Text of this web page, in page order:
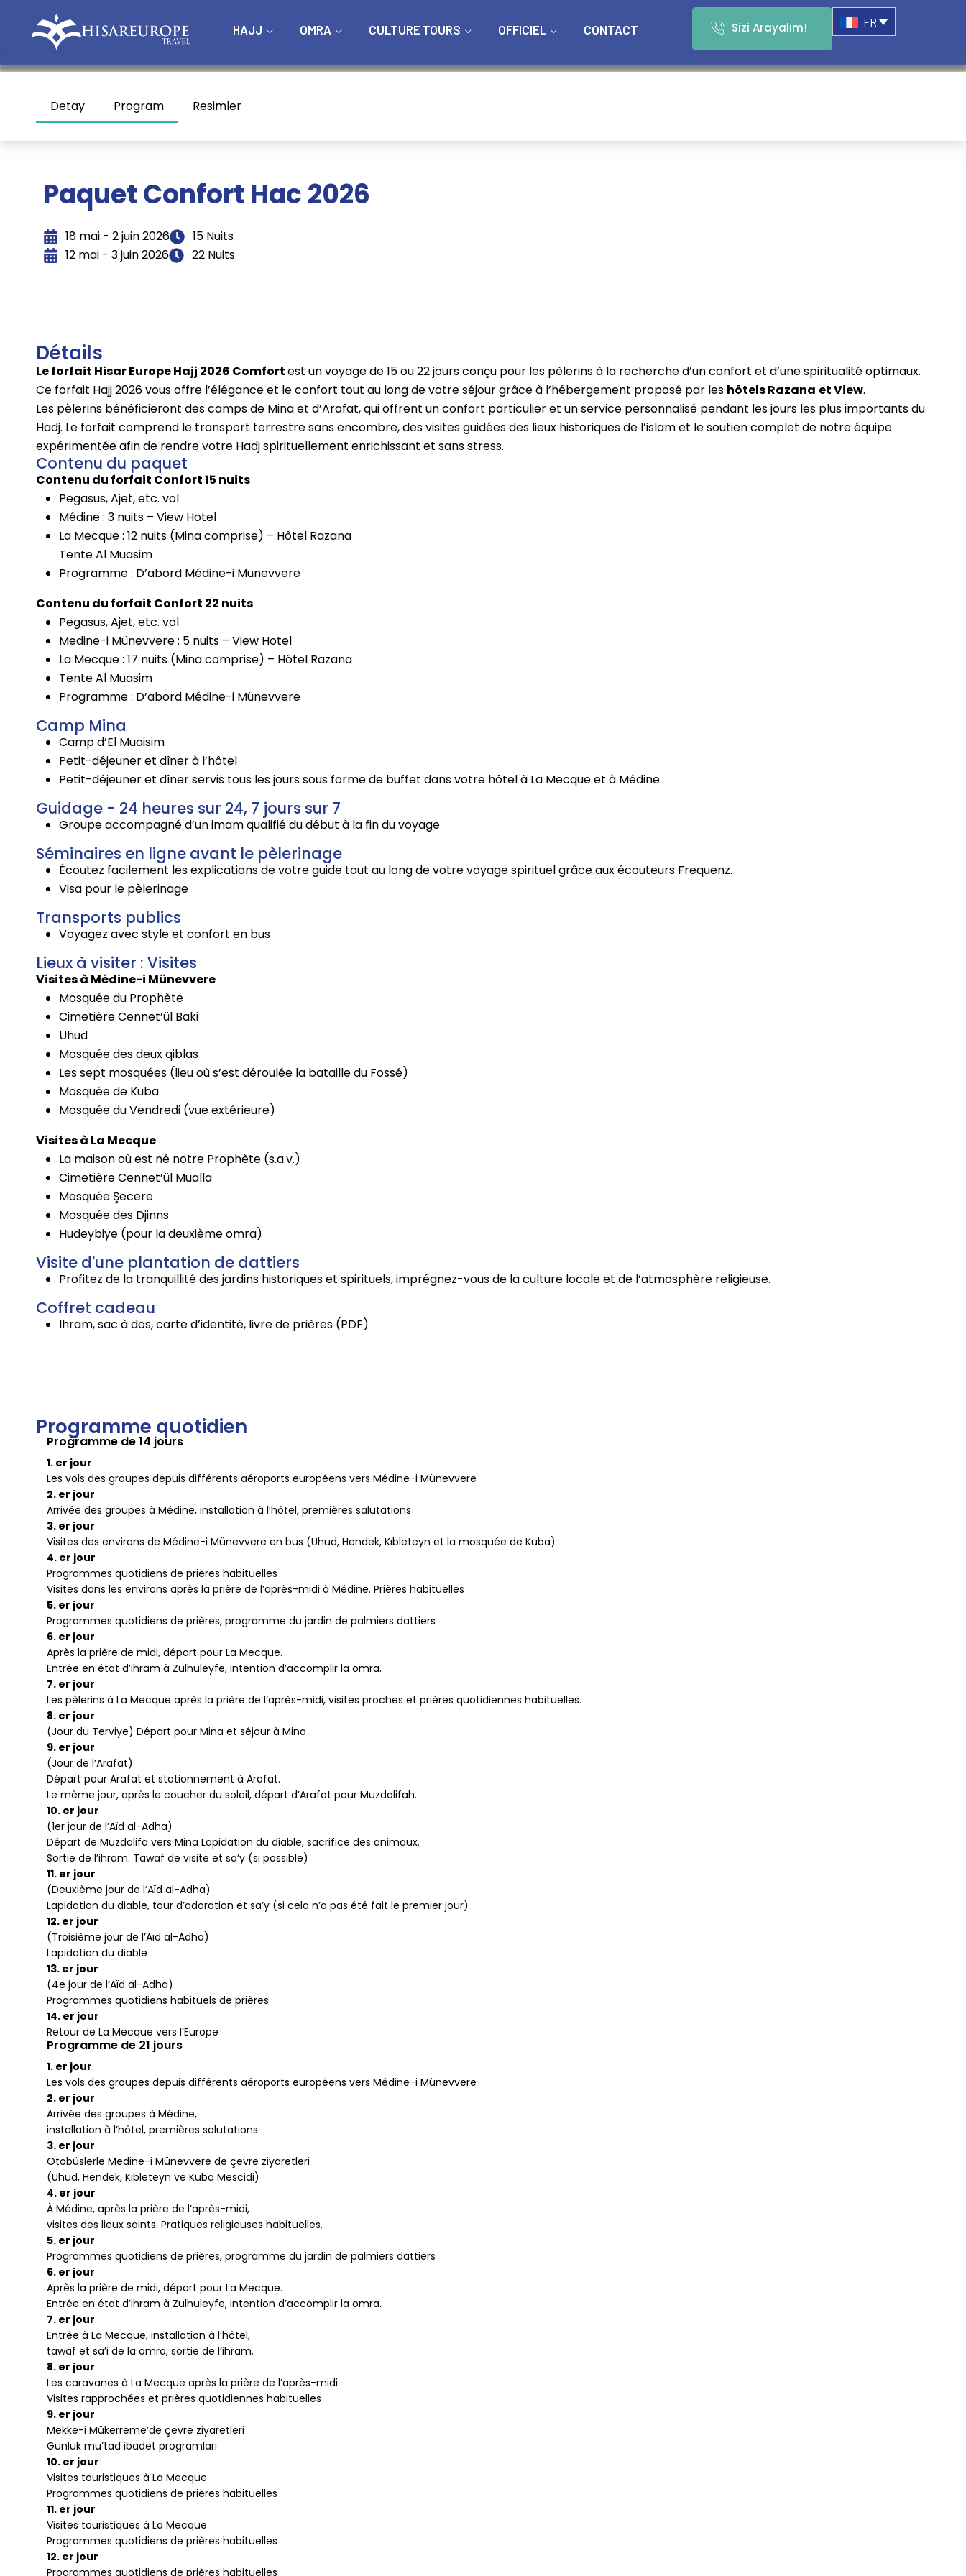
HAJJ OMRA CULTURE TOURS OFFICIEL CONTACT Sizi Arayalım! FR
Detay Program Resimler
Paquet Confort Hac 2026
18 mai - 2 juin 2026
15 Nuits
12 mai - 3 juin 2026
22 Nuits
Détails
Le forfait Hisar Europe Hajj 2026 Comfortest un voyage de 15 ou 22 jours conçu pour les pèlerins à la recherche d’un confort et d’une spiritualité optimaux.
Ce forfait Hajj 2026 vous offre l’élégance et le confort tout au long de votre séjour grâce à l’hébergement proposé par les hôtels Razana et View.
Les pèlerins bénéficieront des camps de Mina et d’Arafat, qui offrent un confort particulier et un service personnalisé pendant les jours les plus importants du
Hadj. Le forfait comprend le transport terrestre sans encombre, des visites guidées des lieux historiques de l’islam et le soutien complet de notre équipe
expérimentée afin de rendre votre Hadj spirituellement enrichissant et sans stress.
Contenu du paquet
Contenu du forfait Confort 15 nuits
Pegasus, Ajet, etc. vol
Médine : 3 nuits – View Hotel
La Mecque : 12 nuits (Mina comprise) – Hôtel Razana
Tente Al Muasim
Programme : D’abord Médine-i Münevvere
Contenu du forfait Confort 22 nuits
Pegasus, Ajet, etc. vol
Medine-i Münevvere : 5 nuits – View Hotel
La Mecque : 17 nuits (Mina comprise) – Hôtel Razana
Tente Al Muasim
Programme : D’abord Médine-i Münevvere
Camp Mina
Camp d’El Muaisim
Petit-déjeuner et dîner à l’hôtel
Petit-déjeuner et dîner servis tous les jours sous forme de buffet dans votre hôtel à La Mecque et à Médine.
Guidage - 24 heures sur 24, 7 jours sur 7
Groupe accompagné d’un imam qualifié du début à la fin du voyage
Séminaires en ligne avant le pèlerinage
Écoutez facilement les explications de votre guide tout au long de votre voyage spirituel grâce aux écouteurs Frequenz.
Visa pour le pèlerinage
Transports publics
Voyagez avec style et confort en bus
Lieux à visiter : Visites
Visites à Médine-i Münevvere
Mosquée du Prophète
Cimetière Cennet’ül Baki
Uhud
Mosquée des deux qiblas
Les sept mosquées (lieu où s’est déroulée la bataille du Fossé)
Mosquée de Kuba
Mosquée du Vendredi (vue extérieure)
Visites à La Mecque
La maison où est né notre Prophète (s.a.v.)
Cimetière Cennet’ül Mualla
Mosquée Şecere
Mosquée des Djinns
Hudeybiye (pour la deuxième omra)
Visite d'une plantation de dattiers
Profitez de la tranquillité des jardins historiques et spirituels, imprégnez-vous de la culture locale et de l’atmosphère religieuse.
Coffret cadeau
Ihram, sac à dos, carte d’identité, livre de prières (PDF)
Programme quotidien
Programme de 14 jours
1. er jour
Les vols des groupes depuis différents aéroports européens vers Médine-i Münevvere
2. er jour
Arrivée des groupes à Médine, installation à l’hôtel, premières salutations
3. er jour
Visites des environs de Médine-i Münevvere en bus (Uhud, Hendek, Kıbleteyn et la mosquée de Kuba)
4. er jour
Programmes quotidiens de prières habituelles
Visites dans les environs après la prière de l’après-midi à Médine. Prières habituelles
5. er jour
Programmes quotidiens de prières, programme du jardin de palmiers dattiers
6. er jour
Après la prière de midi, départ pour La Mecque.
Entrée en état d’ihram à Zulhuleyfe, intention d’accomplir la omra.
7. er jour
Les pèlerins à La Mecque après la prière de l’après-midi, visites proches et prières quotidiennes habituelles.
8. er jour
(Jour du Terviye) Départ pour Mina et séjour à Mina
9. er jour
(Jour de l’Arafat)
Départ pour Arafat et stationnement à Arafat.
Le même jour, après le coucher du soleil, départ d’Arafat pour Muzdalifah.
10. er jour
(1er jour de l’Aïd al-Adha)
Départ de Muzdalifa vers Mina Lapidation du diable, sacrifice des animaux.
Sortie de l’ihram. Tawaf de visite et sa’y (si possible)
11. er jour
(Deuxième jour de l’Aïd al-Adha)
Lapidation du diable, tour d’adoration et sa’y (si cela n’a pas été fait le premier jour)
12. er jour
(Troisième jour de l’Aïd al-Adha)
Lapidation du diable
13. er jour
(4e jour de l’Aïd al-Adha)
Programmes quotidiens habituels de prières
14. er jour
Retour de La Mecque vers l’Europe
Programme de 21 jours
1. er jour
Les vols des groupes depuis différents aéroports européens vers Médine-i Münevvere
2. er jour
Arrivée des groupes à Médine,
installation à l’hôtel, premières salutations
3. er jour
Otobüslerle Medine-i Münevvere de çevre ziyaretleri
(Uhud, Hendek, Kıbleteyn ve Kuba Mescidi)
4. er jour
À Médine, après la prière de l’après-midi,
visites des lieux saints. Pratiques religieuses habituelles.
5. er jour
Programmes quotidiens de prières, programme du jardin de palmiers dattiers
6. er jour
Après la prière de midi, départ pour La Mecque.
Entrée en état d’ihram à Zulhuleyfe, intention d’accomplir la omra.
7. er jour
Entrée à La Mecque, installation à l’hôtel,
tawaf et sa’i de la omra, sortie de l’ihram.
8. er jour
Les caravanes à La Mecque après la prière de l’après-midi
Visites rapprochées et prières quotidiennes habituelles
9. er jour
Mekke-i Mükerreme’de çevre ziyaretleri
Günlük mu’tad ibadet programları
10. er jour
Visites touristiques à La Mecque
Programmes quotidiens de prières habituelles
11. er jour
Visites touristiques à La Mecque
Programmes quotidiens de prières habituelles
12. er jour
Programmes quotidiens de prières habituelles